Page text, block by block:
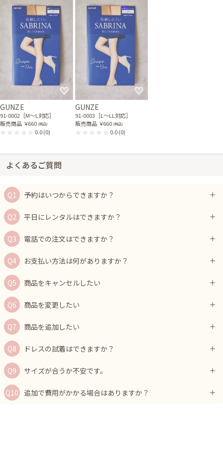
GUNZE
91-0002［M〜L対応］
販売商品 ￥660 (税込)
0.0(0)
GUNZE
91-0003［L〜LL対応］
販売商品 ￥660 (税込)
0.0(0)
よくあるご質問
予約はいつからできますか？
平日にレンタルはできますか？
電話での注文はできますか？
お支払い方法は何がありますか？
商品をキャンセルしたい
商品を変更したい
商品を追加したい
ドレスの試着はできますか？
サイズが合うか不安です。
追加で費用がかかる場合はありますか？